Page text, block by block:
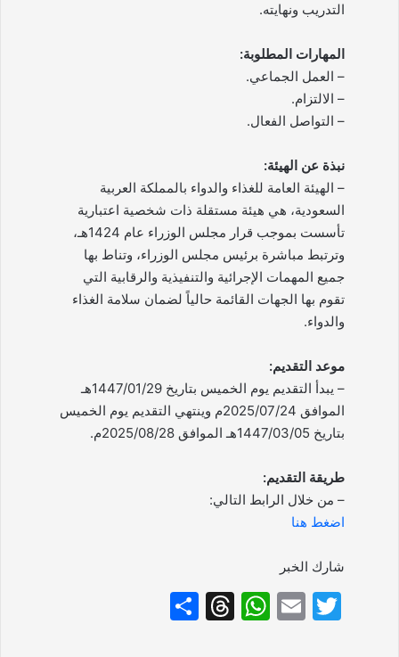
التدريب ونهايته.
المهارات المطلوبة:
– العمل الجماعي.
– الالتزام.
– التواصل الفعال.
نبذة عن الهيئة:
– الهيئة العامة للغذاء والدواء بالمملكة العربية
السعودية، هي هيئة مستقلة ذات شخصية اعتبارية
تأسست بموجب قرار مجلس الوزراء عام 1424هـ،
وترتبط مباشرة برئيس مجلس الوزراء، وتناط بها
جميع المهمات الإجرائية والتنفيذية والرقابية التي
تقوم بها الجهات القائمة حالياً لضمان سلامة الغذاء
والدواء.
موعد التقديم:
– يبدأ التقديم يوم الخميس بتاريخ 1447/01/29هـ
الموافق 2025/07/24م وينتهي التقديم يوم الخميس
بتاريخ 1447/03/05هـ الموافق 2025/08/28م.
طريقة التقديم:
– من خلال الرابط التالي:
اضغط هنا
شارك الخبر
T
E
W
T